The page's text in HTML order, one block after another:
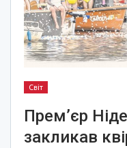
Світ
Прем’єр
закликав